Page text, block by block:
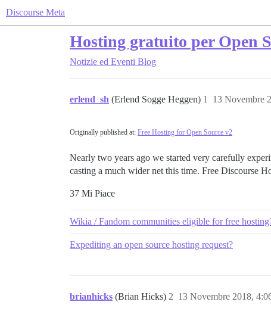
Discourse Meta
Hosting gratuito per Open
Notizie ed Eventi Blog
erlend_sh (Erlend Sogge Heggen) 13 Novembre
1
Originally published at: Free Hosting for Open Source v2
Nearly two years ago we started very carefully
casting a much wider net this time. Free Discourse
37 Mi Piace
Wikia / Fandom communities eligible for free
Expediting an open source hosting request?
brianhicks (Brian Hicks) 13 Novembre 2018,
2